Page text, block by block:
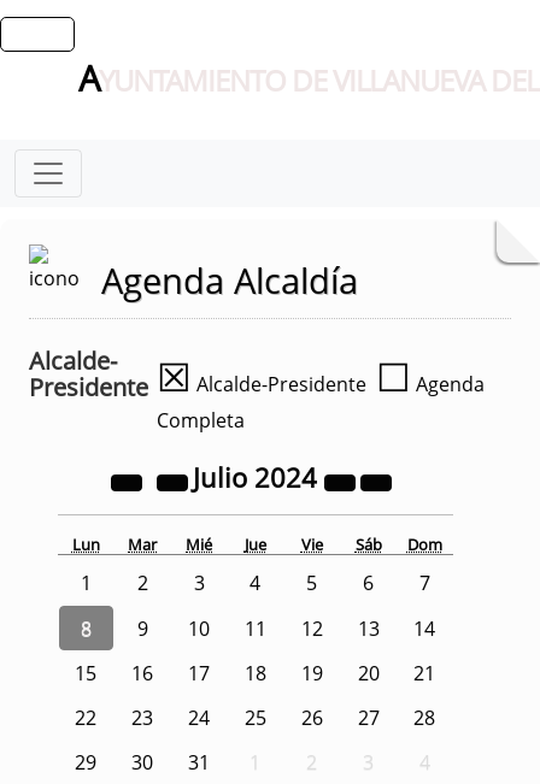
AYUNTAMIENTO DE VILLANUEVA
Agenda Alcaldía
Alcalde-
Presidente ☒ Alcalde-Presidente ☐ Agenda
Completa
Julio 2024
Lun Mar Mié Jue Vie Sáb Dom
1 2 3 4 5 6
7
8
9 10 11 12 13
14
15
16 17 18 19 20
21
22
23 24 25 26 27
28
29
30 31 1 2 3 4